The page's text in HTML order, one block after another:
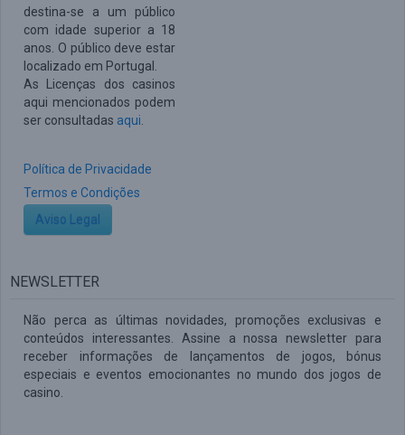
destina-se a um público
com idade superior a 18
anos. O público deve estar
localizado em Portugal.
As Licenças dos casinos
aqui mencionados podem
ser consultadas aqui
Política de Privacidade
Termos e Condições
Aviso Legal
NEWSLETTER
Não perca as últimas novidades, promoções exclusivas e
conteúdos interessantes. Assine a nossa newsletter para
receber informações de lançamentos de jogos, bónus
especiais e eventos emocionantes no mundo dos jogos de
casino.